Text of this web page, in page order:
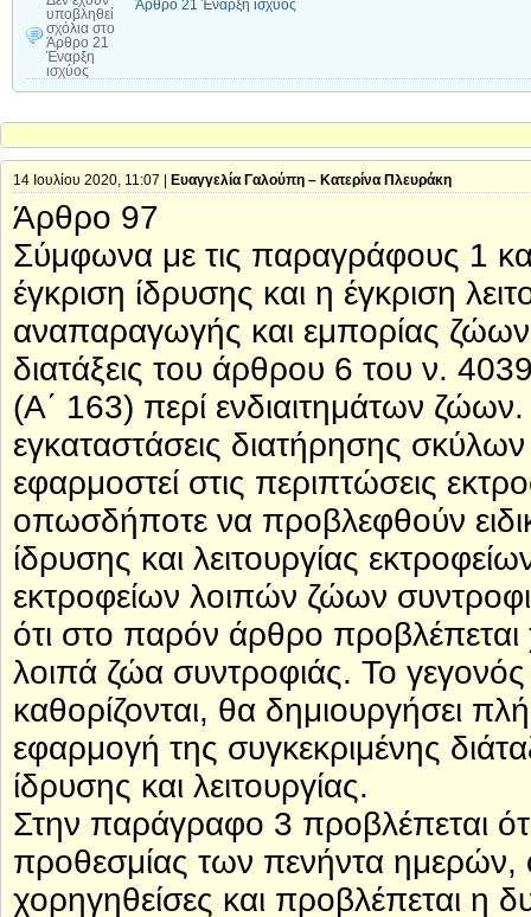
υποβληθεί
σχόλια στο
Άρθρο 21
Έναρξη
ισχύος
Άρθρο 21 Έναρξη ισχύος
14 Ιουλίου 2020, 11:07 | Ευαγγελία Γαλούπη – Κατερίνα Πλευράκη
Άρθρο 97
Σύμφωνα με τις παραγράφους 1
έγκριση ίδρυσης και η έγκριση
αναπαραγωγής και εμπορίας
διατάξεις του άρθρου 6 του ν.
(Α΄ 163) περί ενδιαιτημάτων
εγκαταστάσεις διατήρησης
εφαρμοστεί στις περιπτώσεις
οπωσδήποτε να προβλεφθούν
ίδρυσης και λειτουργίας
εκτροφείων λοιπών ζώων
ότι στο παρόν άρθρο προβλέπεται
λοιπά ζώα συντροφιάς. Το
καθορίζονται, θα δημιουργήσει
εφαρμογή της συγκεκριμένης
ίδρυσης και λειτουργίας.
Στην παράγραφο 3 προβλέπεται
προθεσμίας των πενήντα ημερών,
χορηγηθείσες και προβλέπεται η